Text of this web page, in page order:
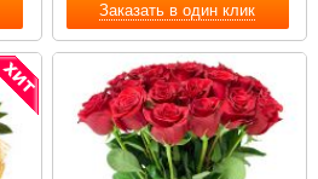
Заказать в один клик